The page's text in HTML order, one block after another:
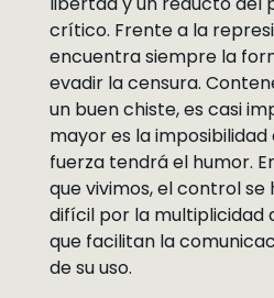
crítico. Frente a la
encuentra siempre la
evadir la censura.
un buen chiste, es casi
mayor es la
fuerza tendrá el humor.
que vivimos, el control
difícil por la multiplicidad
que facilitan la
de su uso.